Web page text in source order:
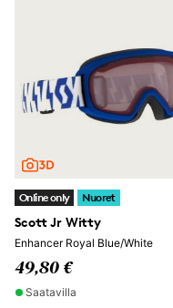
Online only Nuoret
Scott Jr Witty
Enhancer Royal Blue/White
49,80 €
Saatavilla